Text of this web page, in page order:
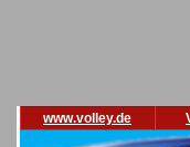
www.volley.de